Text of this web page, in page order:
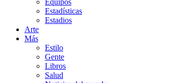
Equipos
Estadísticas
Estadios
Arte
Más
Estilo
Gente
Libros
Salud